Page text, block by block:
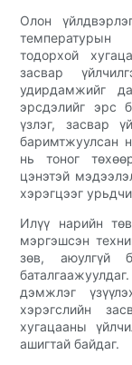
Олон
температурын
тодорхой
засвар
удирдамжийг
эрсдэлийг эрс
үзлэг, засвар
баримтжуулсан
нь тоног
цэнэтэй
хэрэгцээг
Илүү нарийн
мэргэшсэн
зөв, аюулгүй
дэмжлэг
хэрэгслийн
хугацааны
ашигтай байдаг.